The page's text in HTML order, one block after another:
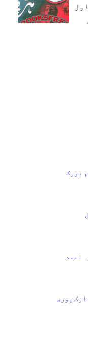
بورک
احمد
پوری